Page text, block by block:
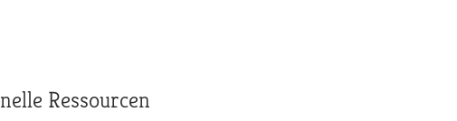
Ressourcen